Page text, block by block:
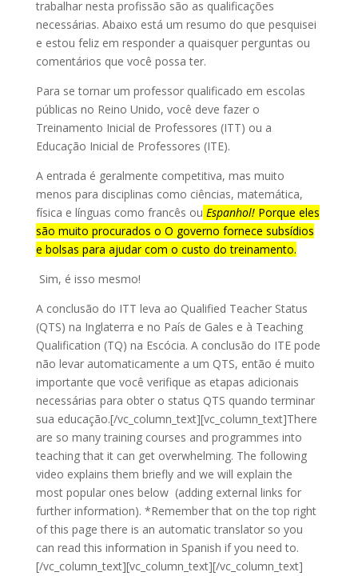
trabalhar nesta profissão são as qualificações
necessárias. Abaixo está um resumo do que pesquisei
e estou feliz em responder a quaisquer perguntas ou
comentários que você possa ter.
Para se tornar um professor qualificado em escolas
públicas no Reino Unido, você deve fazer o
Treinamento Inicial de Professores (ITT) ou a
Educação Inicial de Professores (ITE).
A entrada é geralmente competitiva, mas muito
menos para disciplinas como ciências, matemática,
física e línguas como francês ou Espanhol! Porque eles
são muito procurados o O governo fornece subsídios
e bolsas para ajudar com o custo do treinamento.
Sim, é isso mesmo!
A conclusão do ITT leva ao Qualified Teacher Status
(QTS) na Inglaterra e no País de Gales e à Teaching
Qualification (TQ) na Escócia. A conclusão do ITE pode
não levar automaticamente a um QTS, então é muito
importante que você verifique as etapas adicionais
necessárias para obter o status QTS quando terminar
sua educação.[/vc_column_text][vc_column_text]There
are so many training courses and programmes into
teaching that it can get overwhelming. The following
video explains them briefly and we will explain the
most popular ones below (adding external links for
further information). *Remember that on the top right
of this page there is an automatic translator so you
can read this information in Spanish if you need to.
[/vc_column_text][vc_column_text][/vc_column_text]